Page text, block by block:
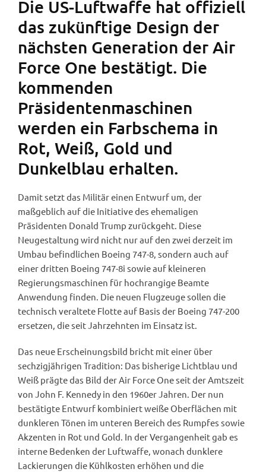
Die US-Luftwaffe hat offiziell
das zukünftige Design der
nächsten Generation der Air
Force One bestätigt. Die
kommenden
Präsidentenmaschinen
werden ein Farbschema in
Rot, Weiß, Gold und
Dunkelblau erhalten.
Damit setzt das Militär einen Entwurf um, der
maßgeblich auf die Initiative des ehemaligen
Präsidenten Donald Trump zurückgeht. Diese
Neugestaltung wird nicht nur auf den zwei derzeit im
Umbau befindlichen Boeing 747-8, sondern auch auf
einer dritten Boeing 747-8i sowie auf kleineren
Regierungsmaschinen für hochrangige Beamte
Anwendung finden. Die neuen Flugzeuge sollen die
technisch veraltete Flotte auf Basis der Boeing 747-200
ersetzen, die seit Jahrzehnten im Einsatz ist.
Das neue Erscheinungsbild bricht mit einer über
sechzigjährigen Tradition: Das bisherige Lichtblau und
Weiß prägte das Bild der Air Force One seit der Amtszeit
von John F. Kennedy in den 1960er Jahren. Der nun
bestätigte Entwurf kombiniert weiße Oberflächen mit
dunkleren Tönen im unteren Bereich des Rumpfes sowie
Akzenten in Rot und Gold. In der Vergangenheit gab es
interne Bedenken der Luftwaffe, wonach dunklere
Lackierungen die Kühlkosten erhöhen und die